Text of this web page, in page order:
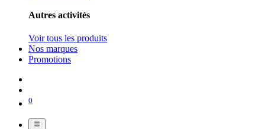
Autres activités
Voir tous les produits
Nos marques
Promotions
0